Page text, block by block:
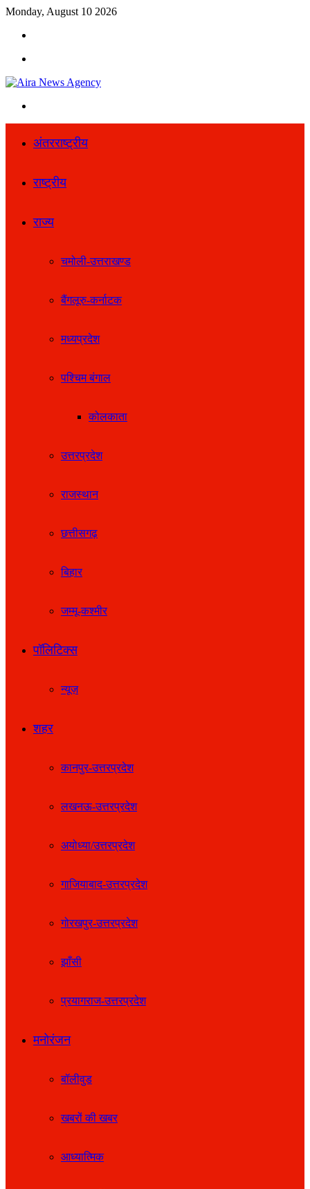
Monday, August 10 2026
अंतरराष्ट्रीय
राष्ट्रीय
राज्य
चमोली-उत्तराखण्ड
बैंगलूरु-कर्नाटक
मध्यप्रदेश
पश्चिम बंगाल
कोलकाता
उत्तरप्रदेश
राजस्थान
छत्तीसगढ़
बिहार
जम्मू-कश्मीर
पॉलिटिक्स
न्यूज़
शहर
कानपुर-उत्तरप्रदेश
लखनऊ-उत्तरप्रदेश
अयोध्या/उत्तरप्रदेश
गाजियाबाद-उत्तरप्रदेश
गोरखपुर-उत्तरप्रदेश
झाँसी
प्रयागराज-उत्तरप्रदेश
मनोरंजन
बॉलीवुड
खबरों की खबर
आध्यात्मिक